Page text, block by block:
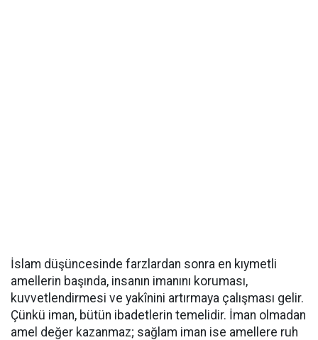
İslam düşüncesinde farzlardan sonra en kıymetli
amellerin başında, insanın imanını koruması,
kuvvetlendirmesi ve yakînini artırmaya çalışması gelir.
Çünkü iman, bütün ibadetlerin temelidir. İman olmadan
amel değer kazanmaz; sağlam iman ise amellere ruh